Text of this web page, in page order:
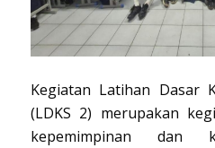
Kegiatan Latihan Dasar
(LDKS 2) merupakan
kepemimpinan dan